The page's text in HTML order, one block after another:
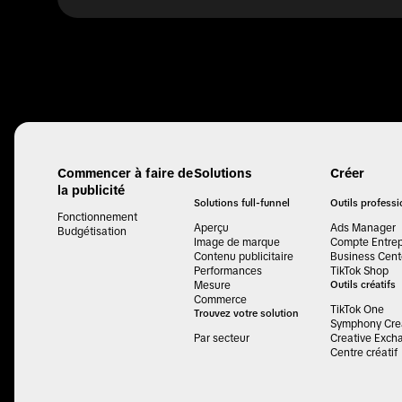
Commencer à faire de
la publicité
Fonctionnement
Budgétisation
Solutions
Solutions full-funnel
Aperçu
Image de marque
Contenu publicitaire
Performances
Mesure
Commerce
Trouvez votre solution
Par secteur
Créer
Outils
Ads Manager
Compte
Business
TikTok Shop
Outils créatifs
TikTok One
Symphony
Creative
Centre créatif